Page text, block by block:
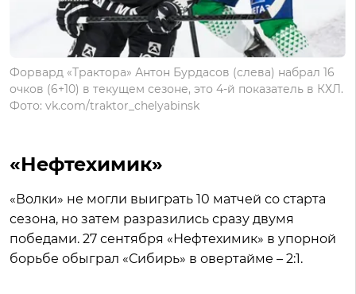
Форвард «Трактора» Антон Бурдасов (слева) набрал 16
очков (6+10) в текущем сезоне, это 4-й показатель в КХЛ.
Фото: vk.com/traktor_chelyabinsk
«Нефтехимик»
«Волки» не могли выиграть 10 матчей со старта
сезона, но затем разразились сразу двумя
победами. 27 сентября «Нефтехимик» в упорной
борьбе обыграл «Сибирь» в овертайме – 2:1.